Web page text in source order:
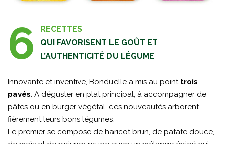
6
RECETTES
QUI FAVORISENT LE GOÛT ET
L’AUTHENTICITÉ DU LÉGUME
Innovante et inventive, Bonduelle a mis au point trois
pavés. A déguster en plat principal, à accompagner de
pâtes ou en burger végétal, ces nouveautés arborent
fièrement leurs bons légumes.
Le premier se compose de haricot brun, de patate douce,